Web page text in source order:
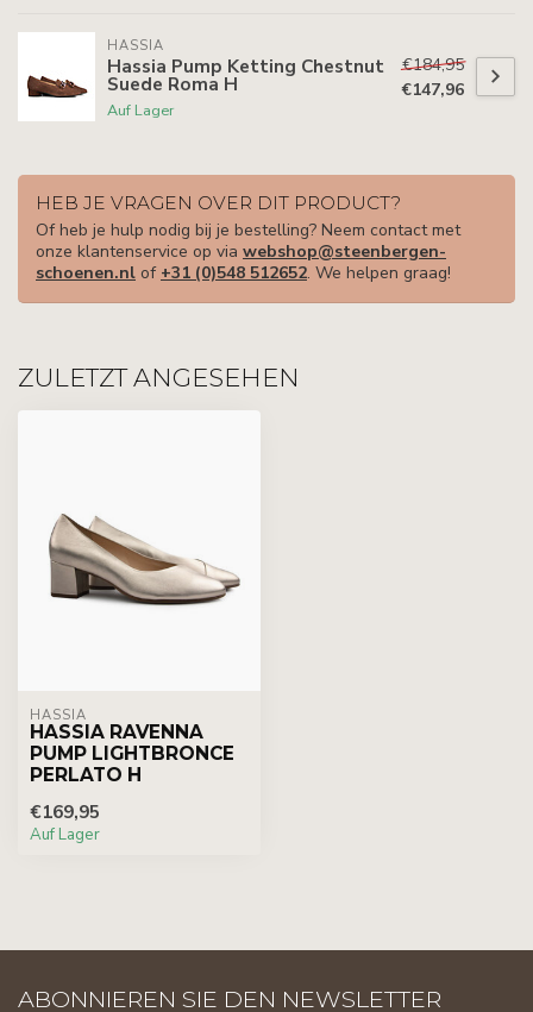
HASSIA
Hassia Pump Ketting Chestnut
Suede Roma H
Auf Lager
€184,95
€147,96
HEB JE VRAGEN OVER DIT PRODUCT?
Of heb je hulp nodig bij je bestelling? Neem contact met
onze klantenservice op via webshop@steenbergen-
schoenen.nl of +31 (0)548 512652. We helpen graag!
ZULETZT ANGESEHEN
HASSIA
HASSIA RAVENNA
PUMP LIGHTBRONCE
PERLATO H
€169,95
Auf Lager
ABONNIEREN SIE DEN NEWSLETTER